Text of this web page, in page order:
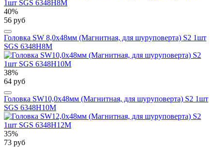
40%
56 руб
Головка SW 8,0х48мм (Магнитная, для шуруповерта) S2 1шт
SGS 6348H8M
38%
64 руб
Головка SW10,0х48мм (Магнитная, для шуруповерта) S2 1шт
SGS 6348H10M
35%
73 руб